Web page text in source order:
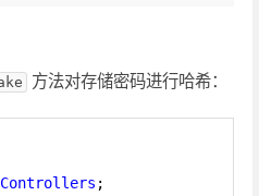
方法对存储密码进行哈希：
;